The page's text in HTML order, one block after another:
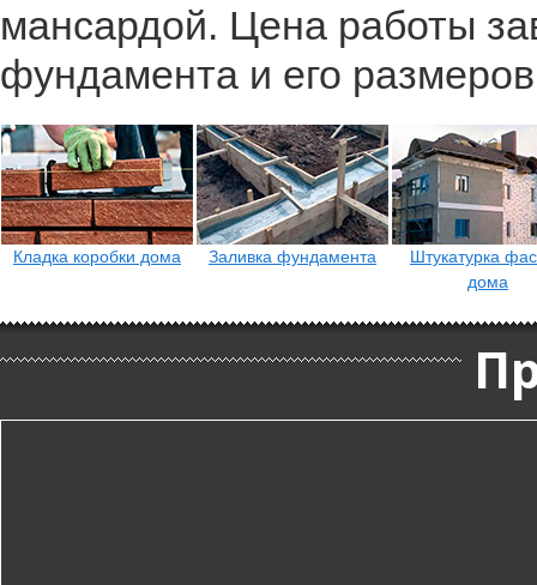
мансардой. Цена работы
фундамента и его
Кладка коробки дома Заливка фундамента
Штукатурка
дома